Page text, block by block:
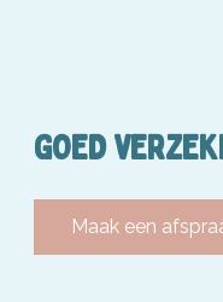
GOED
Maak een